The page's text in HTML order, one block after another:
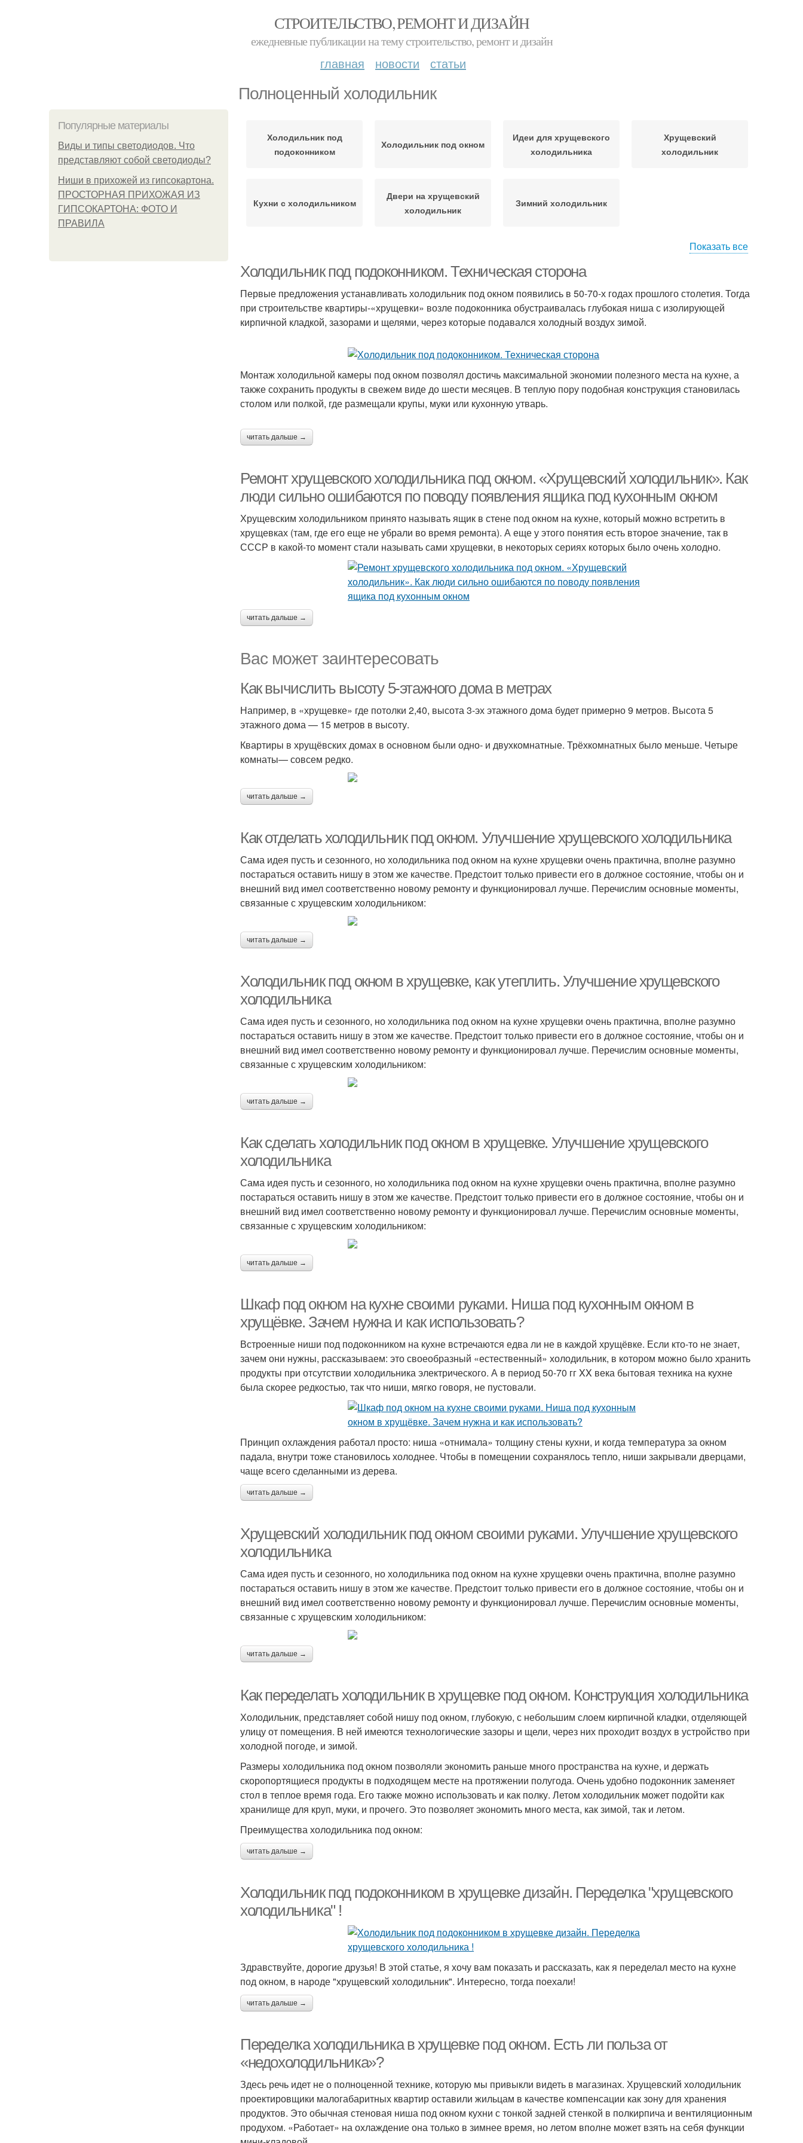
СТРОИТЕЛЬСТВО, РЕМОНТ И ДИЗАЙН
ежедневные публикации на тему строительство, ремонт и дизайн
главная новости статьи
Полноценный холодильник
Популярные материалы
Виды и типы светодиодов. Что
представляют собой светодиоды?
Ниши в прихожей из гипсокартона.
ПРОСТОРНАЯ ПРИХОЖАЯ ИЗ
ГИПСОКАРТОНА: ФОТО И
ПРАВИЛА
Холодильник под
подоконником
Холодильник под окном
Идеи для хрущевского
холодильника
Хрущевский
холодильник
Кухни с холодильником
Двери на хрущевский
холодильник
Зимний холодильник
Показать все
Холодильник под подоконником. Техническая сторона
Первые предложения устанавливать холодильник под окном появились в 50-70-х годах прошлого столетия. Тогда
при строительстве квартиры-«хрущевки» возле подоконника обустраивалась глубокая ниша с изолирующей
кирпичной кладкой, зазорами и щелями, через которые подавался холодный воздух зимой.
Монтаж холодильной камеры под окном позволял достичь максимальной экономии полезного места на кухне, а
также сохранить продукты в свежем виде до шести месяцев. В теплую пору подобная конструкция становилась
столом или полкой, где размещали крупы, муки или кухонную утварь.
читать дальше →
Ремонт хрущевского холодильника под окном. «Хрущевский холодильник». Как
люди сильно ошибаются по поводу появления ящика под кухонным окном
Хрущевским холодильником принято называть ящик в стене под окном на кухне, который можно встретить в
хрущевках (там, где его еще не убрали во время ремонта). А еще у этого понятия есть второе значение, так в
СССР в какой-то момент стали называть сами хрущевки, в некоторых сериях которых было очень холодно.
читать дальше →
Вас может заинтересовать
Как вычислить высоту 5-этажного дома в метрах
Например, в «хрущевке» где потолки 2,40, высота 3-эх этажного дома будет примерно 9 метров. Высота 5
этажного дома — 15 метров в высоту.
Квартиры в хрущёвских домах в основном были одно- и двухкомнатные. Трёхкомнатных было меньше. Четыре
комнаты— совсем редко.
читать дальше →
Как отделать холодильник под окном. Улучшение хрущевского холодильника
Сама идея пусть и сезонного, но холодильника под окном на кухне хрущевки очень практична, вполне разумно
постараться оставить нишу в этом же качестве. Предстоит только привести его в должное состояние, чтобы он и
внешний вид имел соответственно новому ремонту и функционировал лучше. Перечислим основные моменты,
связанные с хрущевским холодильником:
читать дальше →
Холодильник под окном в хрущевке, как утеплить. Улучшение хрущевского
холодильника
Сама идея пусть и сезонного, но холодильника под окном на кухне хрущевки очень практична, вполне разумно
постараться оставить нишу в этом же качестве. Предстоит только привести его в должное состояние, чтобы он и
внешний вид имел соответственно новому ремонту и функционировал лучше. Перечислим основные моменты,
связанные с хрущевским холодильником:
читать дальше →
Как сделать холодильник под окном в хрущевке. Улучшение хрущевского
холодильника
Сама идея пусть и сезонного, но холодильника под окном на кухне хрущевки очень практична, вполне разумно
постараться оставить нишу в этом же качестве. Предстоит только привести его в должное состояние, чтобы он и
внешний вид имел соответственно новому ремонту и функционировал лучше. Перечислим основные моменты,
связанные с хрущевским холодильником:
читать дальше →
Шкаф под окном на кухне своими руками. Ниша под кухонным окном в
хрущёвке. Зачем нужна и как использовать?
Встроенные ниши под подоконником на кухне встречаются едва ли не в каждой хрущёвке. Если кто-то не знает,
зачем они нужны, рассказываем: это своеобразный «естественный» холодильник, в котором можно было хранить
продукты при отсутствии холодильника электрического. А в период 50-70 гг XX века бытовая техника на кухне
была скорее редкостью, так что ниши, мягко говоря, не пустовали.
Принцип охлаждения работал просто: ниша «отнимала» толщину стены кухни, и когда температура за окном
падала, внутри тоже становилось холоднее. Чтобы в помещении сохранялось тепло, ниши закрывали дверцами,
чаще всего сделанными из дерева.
читать дальше →
Хрущевский холодильник под окном своими руками. Улучшение хрущевского
холодильника
Сама идея пусть и сезонного, но холодильника под окном на кухне хрущевки очень практична, вполне разумно
постараться оставить нишу в этом же качестве. Предстоит только привести его в должное состояние, чтобы он и
внешний вид имел соответственно новому ремонту и функционировал лучше. Перечислим основные моменты,
связанные с хрущевским холодильником:
читать дальше →
Как переделать холодильник в хрущевке под окном. Конструкция холодильника
Холодильник, представляет собой нишу под окном, глубокую, с небольшим слоем кирпичной кладки, отделяющей
улицу от помещения. В ней имеются технологические зазоры и щели, через них проходит воздух в устройство при
холодной погоде, и зимой.
Размеры холодильника под окном позволяли экономить раньше много пространства на кухне, и держать
скоропортящиеся продукты в подходящем месте на протяжении полугода. Очень удобно подоконник заменяет
стол в теплое время года. Его также можно использовать и как полку. Летом холодильник может подойти как
хранилище для круп, муки, и прочего. Это позволяет экономить много места, как зимой, так и летом.
Преимущества холодильника под окном:
читать дальше →
Холодильник под подоконником в хрущевке дизайн. Переделка "хрущевского
холодильника" !
Здравствуйте, дорогие друзья! В этой статье, я хочу вам показать и рассказать, как я переделал место на кухне
под окном, в народе "хрущевский холодильник". Интересно, тогда поехали!
читать дальше →
Переделка холодильника в хрущевке под окном. Есть ли польза от
«недохолодильника»?
Здесь речь идет не о полноценной технике, которую мы привыкли видеть в магазинах. Хрущевский холодильник
проектировщики малогабаритных квартир оставили жильцам в качестве компенсации как зону для хранения
продуктов. Это обычная стеновая ниша под окном кухни с тонкой задней стенкой в полкирпича и вентиляционным
продухом. «Работает» на охлаждение она только в зимнее время, но летом вполне может взять на себя функции